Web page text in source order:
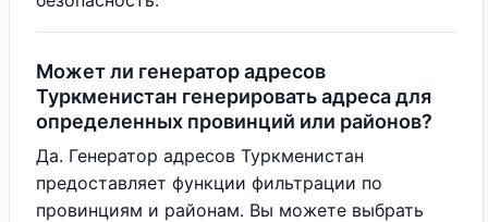
Может ли генератор адресов
Туркменистан генерировать адреса для
определенных провинций или районов?
Да. Генератор адресов Туркменистан
предоставляет функции фильтрации по
провинциям и районам. Вы можете выбрать